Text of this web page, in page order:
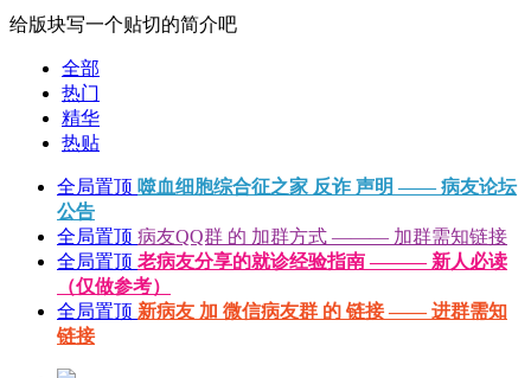
给版块写一个贴切的简介吧
全部
热门
精华
热贴
全局置顶 噬血细胞综合征之家 反诈 声明 —— 病友论坛
公告
全局置顶 病友QQ群 的 加群方式 ——— 加群需知链接
全局置顶 老病友分享的就诊经验指南 ——— 新人必读
（仅做参考）
全局置顶 新病友 加 微信病友群 的 链接 —— 进群需知
链接